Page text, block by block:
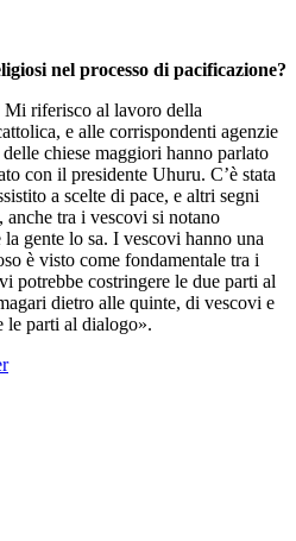
nel processo di pacificazione?
riferisco al lavoro della
e alle corrispondenti agenzie
chiese maggiori hanno parlato
con il presidente Uhuru. C’è stata
a scelte di pace, e altri segni
tra i vescovi si notano
gente lo sa. I vescovi hanno una
è visto come fondamentale tra i
potrebbe costringere le due parti al
dietro alle quinte, di vescovi e
le parti al dialogo».